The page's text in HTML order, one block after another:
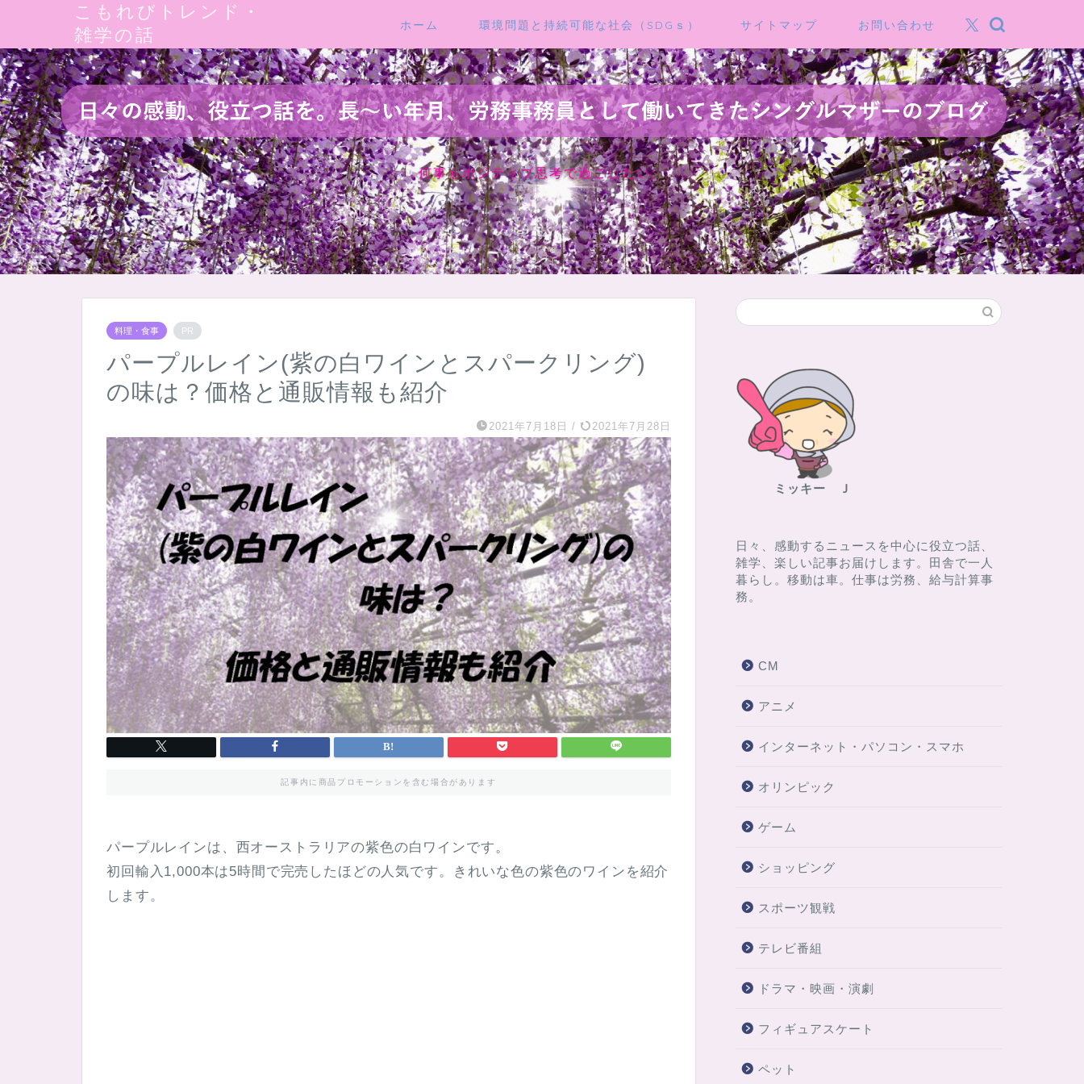
こもれびトレンド・
雑学の話
ホーム 環境問題と持続可能な社会（SDGｓ） サイトマップ お問い合わせ
何事もポジティブ思考で過ごしたい。
料理・食事 PR
パープルレイン(紫の白ワインとスパークリング)
の味は？価格と通販情報も紹介
2021年7月18日 / 2021年7月28日
記事内に商品プロモーションを含む場合があります
パープルレインは、西オーストラリアの紫色の白ワインです。
初回輸入1,000本は5時間で完売したほどの人気です。きれいな色の紫色のワインを紹介
します。
ミッキー Ｊ
日々、感動するニュースを中心に役立つ話、
雑学、楽しい記事お届けします。田舎で一人
暮らし。移動は車。仕事は労務、給与計算事
務。
CM
アニメ
インターネット・パソコン・スマホ
オリンピック
ゲーム
ショッピング
スポーツ観戦
テレビ番組
ドラマ・映画・演劇
フィギュアスケート
ペット